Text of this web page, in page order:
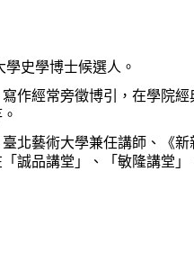
史學博士候選人。
作經常旁徵博引，在學院
北藝術大學兼任講師、《
誠品講堂」、「敏隆講堂